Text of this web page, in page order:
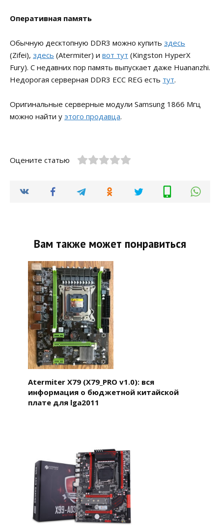
Оперативная память
Обычную десктопную DDR3 можно купить здесь
(Zifei), здесь (Atermiter) и вот тут (Kingston HyperX
Fury). С недавних пор память выпускает даже Huananzhi.
Недорогая серверная DDR3 ECC REG есть тут.
Оригинальные серверные модули Samsung 1866 Мгц
можно найти у этого продавца.
Оцените статью
Вам также может понравиться
Atermiter X79 (X79_PRO v1.0): вся
информация о бюджетной китайской
плате для lga2011